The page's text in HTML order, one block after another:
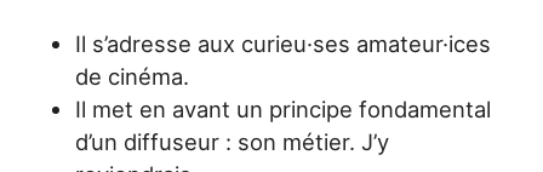
Il s’adresse aux curieu·ses amateur·ices
de cinéma.
Il met en avant un principe fondamental
d’un diffuseur : son métier. J’y